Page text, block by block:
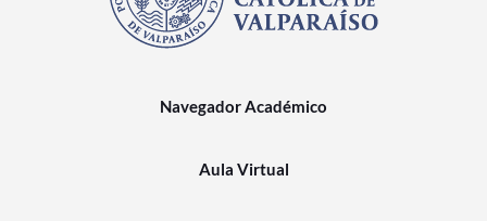
Navegador Académico
Aula Virtual